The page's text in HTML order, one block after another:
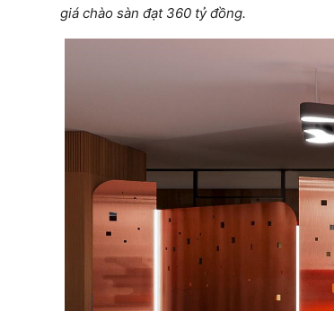
giá chào sàn đạt 360 tỷ đồng.